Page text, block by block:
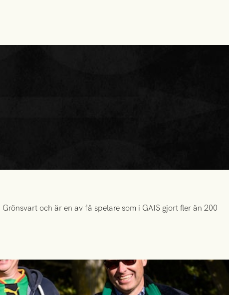
och är en av få spelare som i GAIS gjort fler än 200